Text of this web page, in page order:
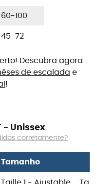
60-100
45-72
Descubra agora
de escalada e
!
- Unissex
corretamente?
Tamanho
Taille 1 - Ajustable